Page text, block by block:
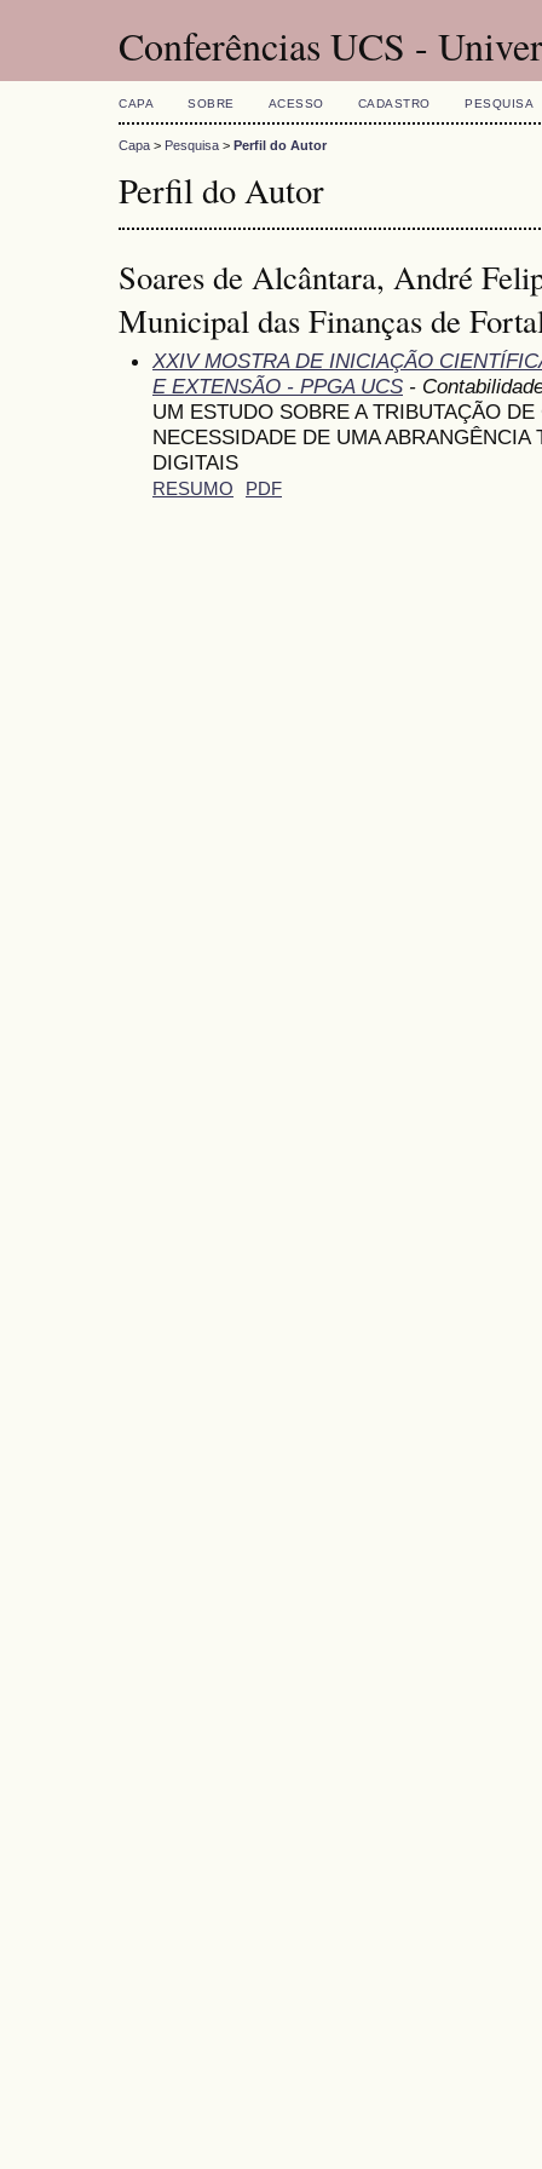
Conferências UCS -
CAPA SOBRE ACESSO CADASTRO PESQUISA
Capa > Pesquisa > Perfil do Autor
Perfil do Autor
Soares de Alcântara, André
Municipal das Finanças de
XXIV MOSTRA DE INICIAÇÃO
E EXTENSÃO - PPGA UCS -
UM ESTUDO SOBRE A TRIBUTAÇÃO
NECESSIDADE DE UMA
DIGITAIS
RESUMO PDF